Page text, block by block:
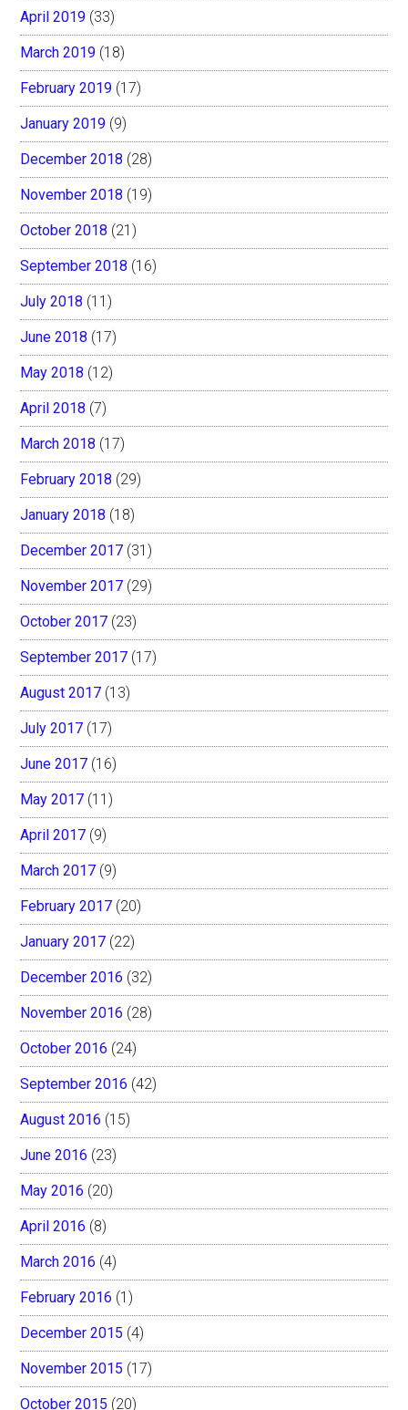
April 2019 (33)
March 2019 (18)
February 2019 (17)
January 2019 (9)
December 2018 (28)
November 2018 (19)
October 2018 (21)
September 2018 (16)
July 2018 (11)
June 2018 (17)
May 2018 (12)
April 2018 (7)
March 2018 (17)
February 2018 (29)
January 2018 (18)
December 2017 (31)
November 2017 (29)
October 2017 (23)
September 2017 (17)
August 2017 (13)
July 2017 (17)
June 2017 (16)
May 2017 (11)
April 2017 (9)
March 2017 (9)
February 2017 (20)
January 2017 (22)
December 2016 (32)
November 2016 (28)
October 2016 (24)
September 2016 (42)
August 2016 (15)
June 2016 (23)
May 2016 (20)
April 2016 (8)
March 2016 (4)
February 2016 (1)
December 2015 (4)
November 2015 (17)
October 2015 (20)